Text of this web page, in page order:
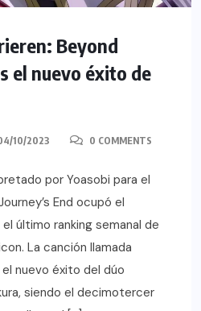
Beyond
el nuevo éxito de
10/2023 0 COMMENTS
por Yoasobi para el
End ocupó el
último ranking semanal de
La canción llamada
el nuevo éxito del dúo
siendo el decimotercer